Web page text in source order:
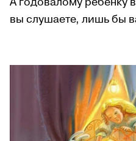
вы слушаете, лишь бы